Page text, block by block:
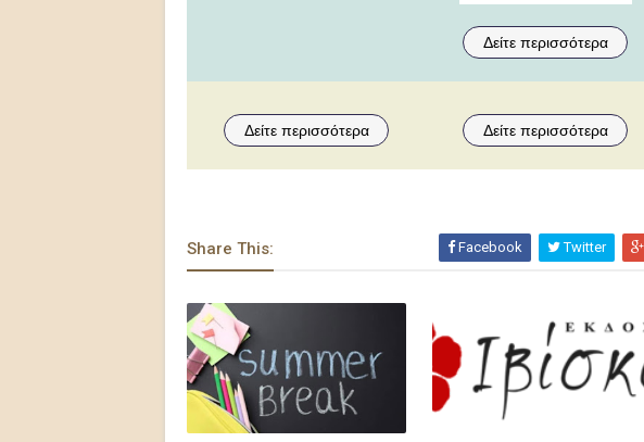
Δείτε περισσότερα
Δείτε περισσότερα Δείτε περισσότερα
Share This: Facebook Twitter